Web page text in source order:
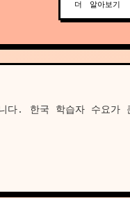
더 알아보기
다. 한국 학습자 수요가